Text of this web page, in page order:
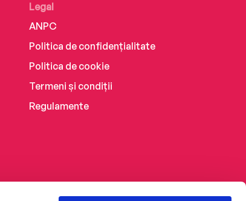
Legal
ANPC
Politica de confidențialitate
Politica de cookie
Termeni și condiții
Regulamente